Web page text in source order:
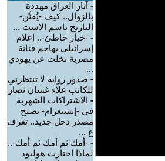
- آثار العراق مهددة
بالزوال.. كيف -يُقنَّن-
التاريخ باسم الاست ...
- -خيار خاطئ-.. إعلام
إسرائيلي يهاجم فنانة
مصرية تخلت عن يهودي
...
- صدور رواية لا تنتظرني
للكاتب علاء غسان نصار
- الاشتراكات الشهرية
في -إنستغرام- تصبح
مصدر دخل جديد.. تعرف
ع ...
- -أمك ثم أمك ثم أمك-..
لماذا اختارت هوليود